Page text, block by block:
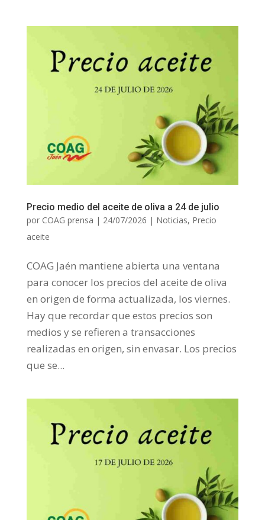
Precio medio del aceite de oliva a 24 de julio
por COAG prensa | 24/07/2026 | Noticias, Precio
aceite
COAG Jaén mantiene abierta una ventana
para conocer los precios del aceite de oliva
en origen de forma actualizada, los viernes.
Hay que recordar que estos precios son
medios y se refieren a transacciones
realizadas en origen, sin envasar. Los precios
que se...